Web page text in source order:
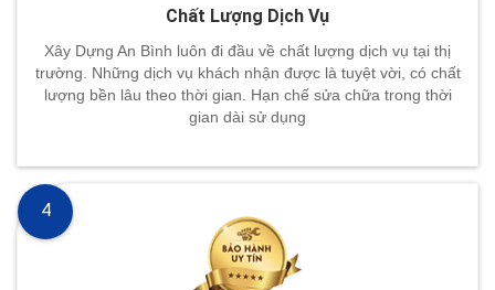
Chất Lượng Dịch Vụ
Xây Dựng An Bình luôn đi đầu về chất lượng dịch vụ tại thị
trường. Những dịch vụ khách nhận được là tuyệt vời, có chất
lượng bền lâu theo thời gian. Hạn chế sửa chữa trong thời
gian dài sử dụng
4